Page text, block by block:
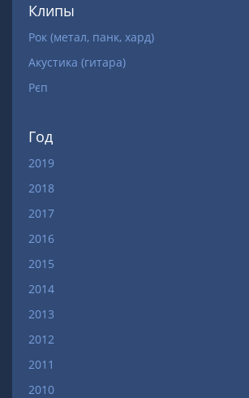
Клипы
Рок (метал, панк, хард)
Акустика (гитара)
Рєп
Год
2019
2018
2017
2016
2015
2014
2013
2012
2011
2010